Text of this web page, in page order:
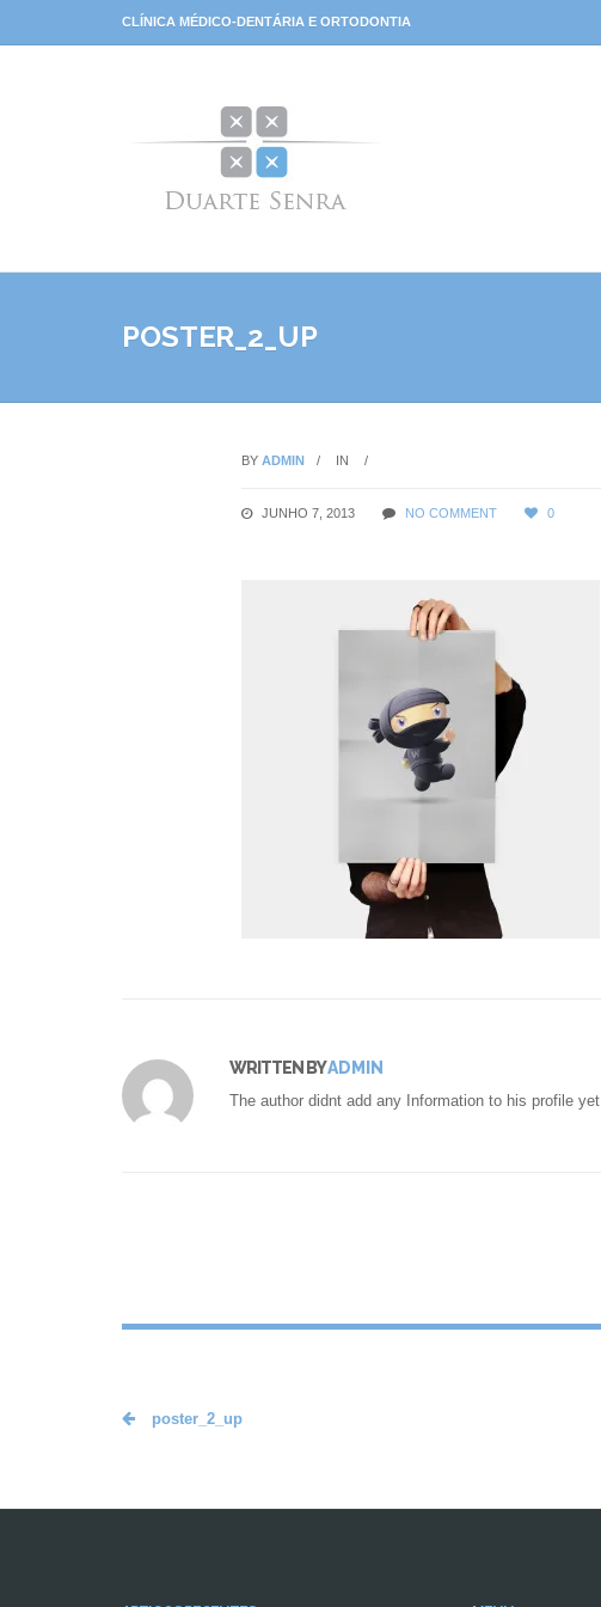
CLÍNICA MÉDICO-DENTÁRIA E ORTODONTIA
POSTER_2_UP
BY ADMIN IN
JUNHO 7, 2013 NO COMMENT 0
WRITTEN BYADMIN
The author didnt add any Information to his profile yet
poster_2_up